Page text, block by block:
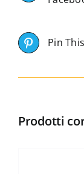
Pin
Prodotti